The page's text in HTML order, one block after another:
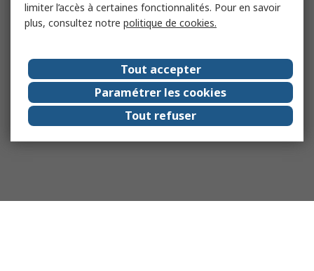
limiter l’accès à certaines fonctionnalités. Pour en savoir
plus, consultez notre politique de cookies.
Tout accepter
Paramétrer les cookies
Tout refuser